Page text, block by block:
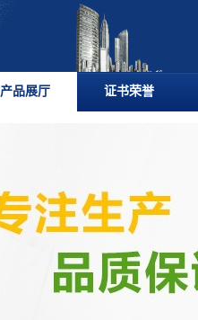
产品展厅 证书荣誉